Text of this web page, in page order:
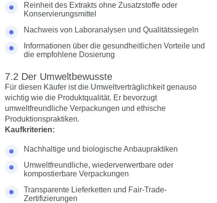
Reinheit des Extrakts ohne Zusatzstoffe oder
Konservierungsmittel
Nachweis von Laboranalysen und Qualitätssiegeln
Informationen über die gesundheitlichen Vorteile und
die empfohlene Dosierung
Der Umweltbewusste
Für diesen Käufer ist die Umweltverträglichkeit genauso
wichtig wie die Produktqualität. Er bevorzugt
umweltfreundliche Verpackungen und ethische
Produktionspraktiken.
Kaufkriterien:
Nachhaltige und biologische Anbaupraktiken
Umweltfreundliche, wiederverwertbare oder
kompostierbare Verpackungen
Transparente Lieferketten und Fair-Trade-
Zertifizierungen